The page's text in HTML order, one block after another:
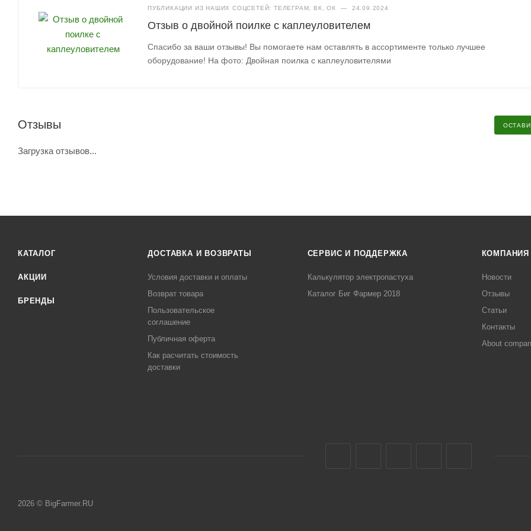
ПУБЛИКАЦИИ ИЗ НАШИХ СОЦСЕТЕЙ: ТЕЛЕГРАМ, ВК, ОК — 24.09.2024
Отзыв о двойной поилке с каплеуловителем
Спасибо за ваши отзывы! Вы помогаете нам оставлять в ассортименте только лучшее
оборудование! На фото: Двойная поилка с каплеуловителями
Отзывы
Загрузка отзывов...
КАТАЛОГ
АКЦИИ
БРЕНДЫ
ДОСТАВКА И ВОЗВРАТЫ
Условия доставки и оплаты
Возврат товара
Пользовательское
соглашение
Публичная оферта
Как расчитать стоимость
доставки
СЕРВИС И ПОДДЕРЖКА
Калькулятор электропастуха
Каталог Биг Фармер 2018
КОМПАНИЯ
Новости
Отзывы
Статьи
Контакты
About
2026 © BigFarmer.RU